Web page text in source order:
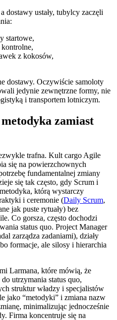
dostawy ustały, tubylcy zaczęli
startowe,
z kokosów,
dostawy. Oczywiście samoloty
jedynie zewnętrzne formy, nie
i transportem lotniczym.
zamiast
trafna. Kult cargo Agile
się na powierzchownych
fundamentalnej zmiany
się tak często, gdy Scrum i
którą wystarczy
i ceremonie (Daily Scrum,
jak puste rytuały) bez
Co gorsza, często dochodzi
status quo. Project Manager
zarządza zadaniami), działy
formacje, ale silosy i hierarchia
Larmana, które mówią, że
utrzymania status quo,
struktur władzy i specjalistów
jako “metodyki” i zmiana nazw
minimalizując jednocześnie
Firma koncentruje się na